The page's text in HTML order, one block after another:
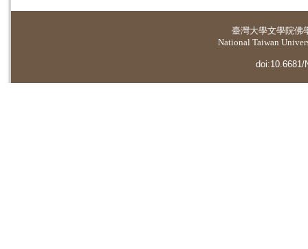
臺灣大學文學院佛
National Taiwan
doi:10.6681/